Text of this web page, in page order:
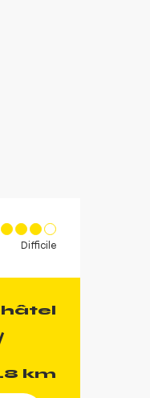
Difficile
km